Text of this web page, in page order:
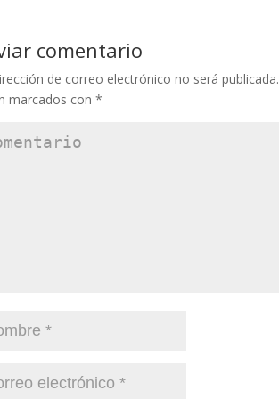
comentario
de correo electrónico no será publicada.
marcados con *